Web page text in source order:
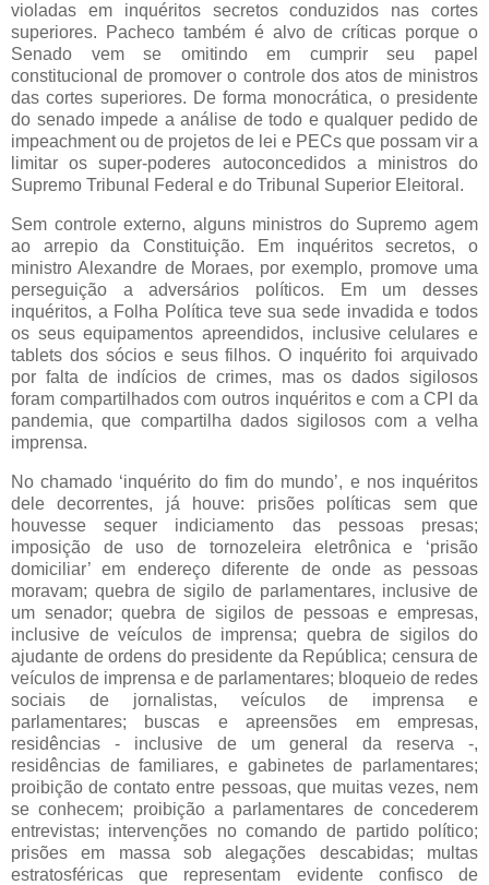
violadas em inquéritos secretos conduzidos nas cortes
superiores. Pacheco também é alvo de críticas porque o
Senado vem se omitindo em cumprir seu papel
constitucional de promover o controle dos atos de ministros
das cortes superiores. De forma monocrática, o presidente
do senado impede a análise de todo e qualquer pedido de
impeachment ou de projetos de lei e PECs que possam vir a
limitar os super-poderes autoconcedidos a ministros do
Supremo Tribunal Federal e do Tribunal Superior Eleitoral.
Sem controle externo, alguns ministros do Supremo agem
ao arrepio da Constituição. Em inquéritos secretos, o
ministro Alexandre de Moraes, por exemplo, promove uma
perseguição a adversários políticos. Em um desses
inquéritos, a Folha Política teve sua sede invadida e todos
os seus equipamentos apreendidos, inclusive celulares e
tablets dos sócios e seus filhos. O inquérito foi arquivado
por falta de indícios de crimes, mas os dados sigilosos
foram compartilhados com outros inquéritos e com a CPI da
pandemia, que compartilha dados sigilosos com a velha
imprensa.
No chamado ‘inquérito do fim do mundo’, e nos inquéritos
dele decorrentes, já houve: prisões políticas sem que
houvesse sequer indiciamento das pessoas presas;
imposição de uso de tornozeleira eletrônica e ‘prisão
domiciliar’ em endereço diferente de onde as pessoas
moravam; quebra de sigilo de parlamentares, inclusive de
um senador; quebra de sigilos de pessoas e empresas,
inclusive de veículos de imprensa; quebra de sigilos do
ajudante de ordens do presidente da República; censura de
veículos de imprensa e de parlamentares; bloqueio de redes
sociais de jornalistas, veículos de imprensa e
parlamentares; buscas e apreensões em empresas,
residências - inclusive de um general da reserva -,
residências de familiares, e gabinetes de parlamentares;
proibição de contato entre pessoas, que muitas vezes, nem
se conhecem; proibição a parlamentares de concederem
entrevistas; intervenções no comando de partido político;
prisões em massa sob alegações descabidas; multas
estratosféricas que representam evidente confisco de